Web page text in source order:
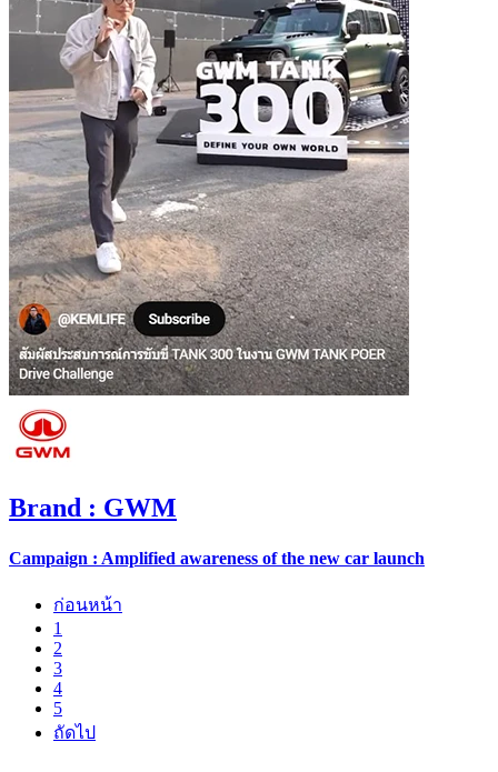
Brand : GWM
Campaign : Amplified awareness of the new car launch
ก่อนหน้า
1
2
3
4
5
ถัดไป